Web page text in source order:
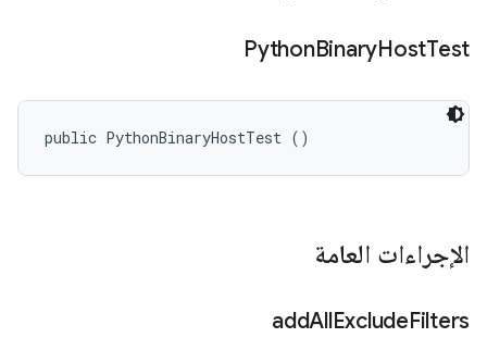
PythonBinaryHostTest
public PythonBinaryHostTest ()
الإجراءات العامة
addAllExcludeFilters